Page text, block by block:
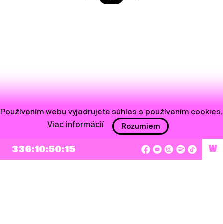
NEWSLETTER
336:10:50:15 W
Používaním webu vyjadrujete súhlas s používaním cookies.
Viac informácií
Rozumiem